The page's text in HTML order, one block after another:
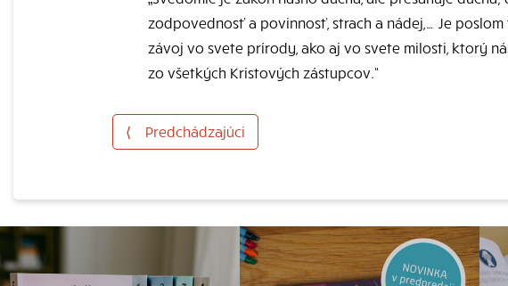
zodpovednosť a povinnosť, strach a nádej,… Je
závoj vo svete prírody, ako aj vo svete milosti, ktorý
zo všetkých Kristových zástupcov.“
⟨ Predchádzajúci